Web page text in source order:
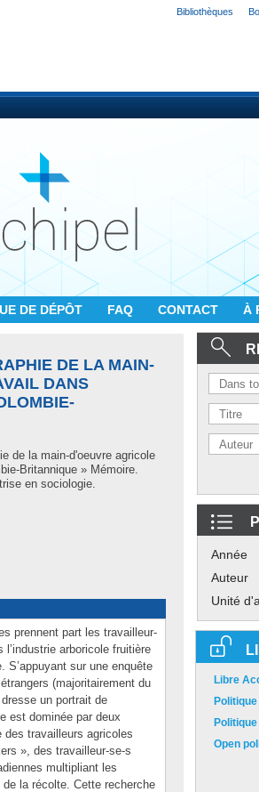
Bibliothèques
DE DÉPÔT FAQ CONTACT À
DE LA MAIN-
DANS
de la main-d'oeuvre agricole
Britannique » Mémoire.
en sociologie.
prennent part les travailleur-
arboricole fruitière
S’appuyant sur une enquête
(majoritairement du
un portrait de
est dominée par deux
des travailleurs agricoles
», des travailleur-se-s
multipliant les
la récolte. Cette recherche
Année
Auteur
Unité
Libre
Open